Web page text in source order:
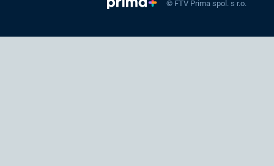
© FTV Prima spol. s r.o.